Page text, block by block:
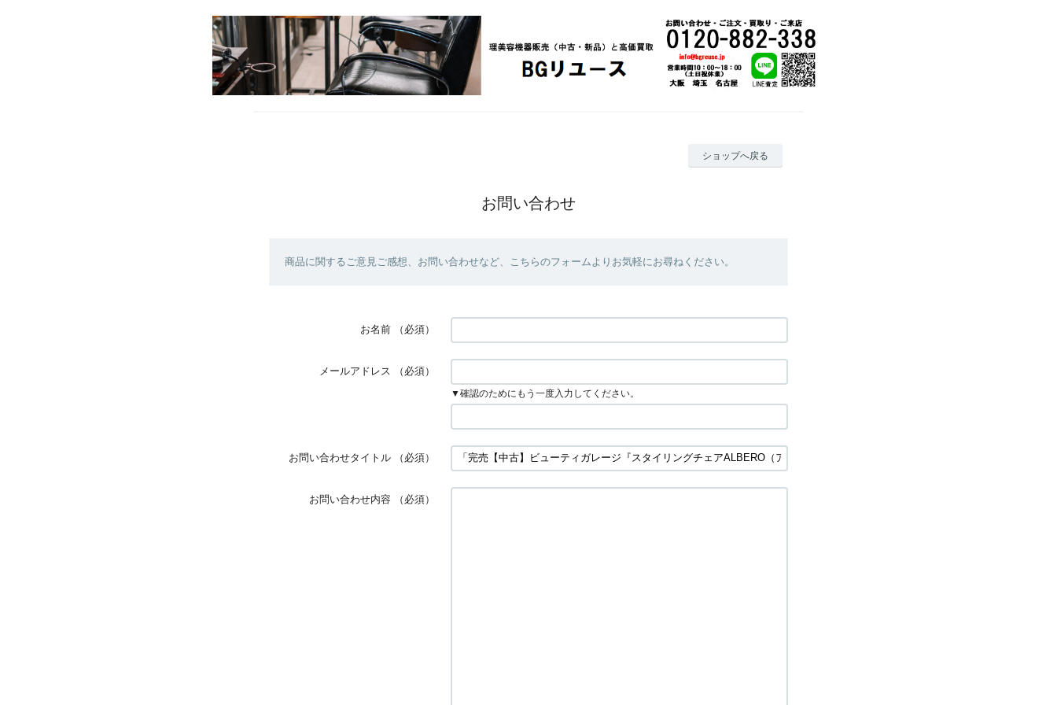
ショップへ戻る
お問い合わせ
商品に関するご意見ご感想、お問い合わせなど、こちらのフォームよりお気軽にお尋ねください。
お名前 （必須）
メールアドレス （必須）
▼確認のためにもう一度入力してください。
お問い合わせタイトル （必須）
お問い合わせ内容 （必須）